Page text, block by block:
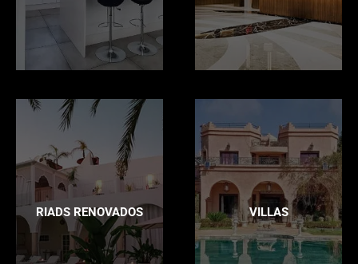
RIADS RENOVADOS VILLAS